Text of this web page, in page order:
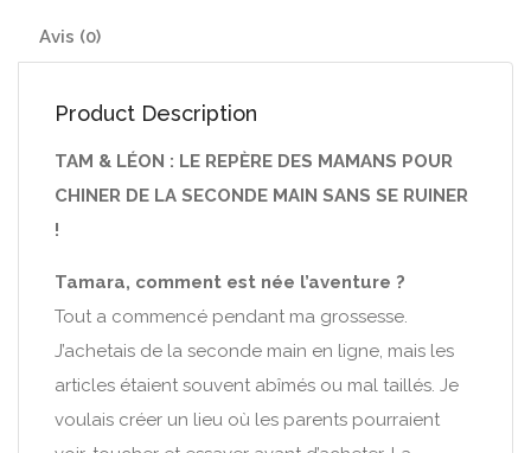
Avis (0)
Product Description
TAM & LÉON : LE REPÈRE DES MAMANS POUR
CHINER DE LA SECONDE MAIN SANS SE RUINER
!
Tamara, comment est née l’aventure ?
Tout a commencé pendant ma grossesse.
J’achetais de la seconde main en ligne, mais les
articles étaient souvent abîmés ou mal taillés. Je
voulais créer un lieu où les parents pourraient